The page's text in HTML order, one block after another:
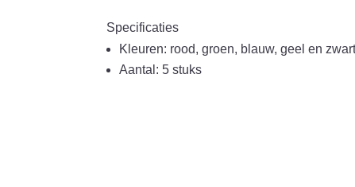
Specificaties
Kleuren: rood, groen, blauw, geel en
Aantal: 5 stuks